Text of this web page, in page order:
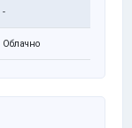
-
Облачно